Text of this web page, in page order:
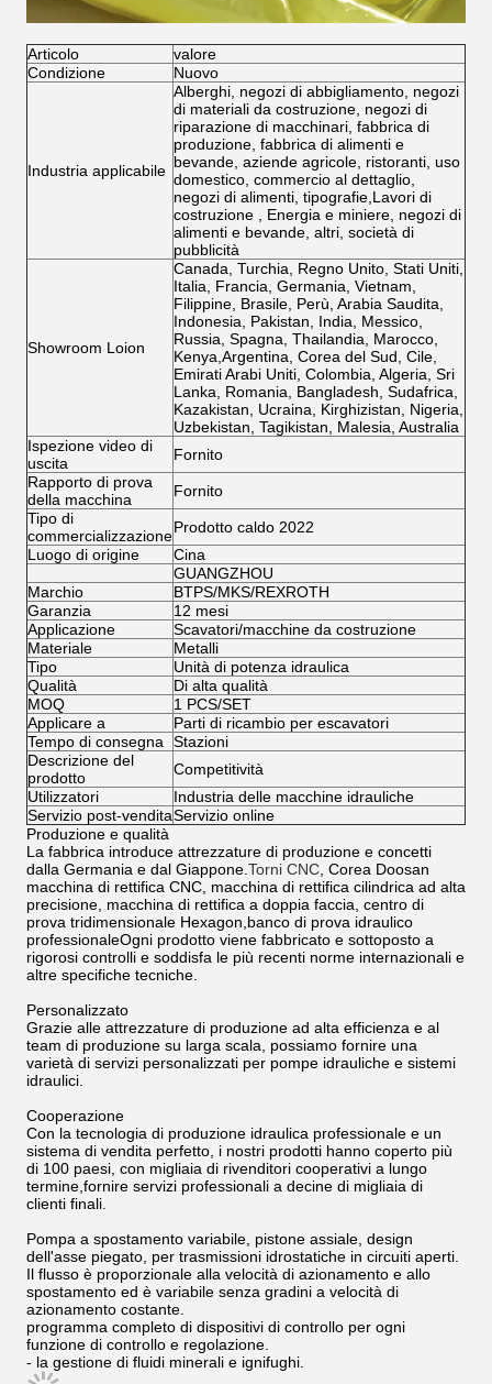
Articolo
valore
Condizione
Nuovo
Industria applicabile
Alberghi, negozi di abbigliamento, negozi
di materiali da costruzione, negozi di
riparazione di macchinari, fabbrica di
produzione, fabbrica di alimenti e
bevande, aziende agricole, ristoranti, uso
domestico, commercio al dettaglio,
negozi di alimenti, tipografie,Lavori di
costruzione , Energia e miniere, negozi di
alimenti e bevande, altri, società di
pubblicità
Showroom Loion
Canada, Turchia, Regno Unito, Stati Uniti,
Italia, Francia, Germania, Vietnam,
Filippine, Brasile, Perù, Arabia Saudita,
Indonesia, Pakistan, India, Messico,
Russia, Spagna, Thailandia, Marocco,
Kenya,Argentina, Corea del Sud, Cile,
Emirati Arabi Uniti, Colombia, Algeria, Sri
Lanka, Romania, Bangladesh, Sudafrica,
Kazakistan, Ucraina, Kirghizistan, Nigeria,
Uzbekistan, Tagikistan, Malesia, Australia
Ispezione video di
uscita
Fornito
Rapporto di prova
della macchina
Fornito
Tipo di
commercializzazioneProdotto caldo 2022
Luogo di origine
Cina
GUANGZHOU
Marchio
BTPS/MKS/REXROTH
Garanzia
12 mesi
Applicazione
Scavatori/macchine da costruzione
Materiale
Metalli
Tipo
Unità di potenza idraulica
Qualità
Di alta qualità
MOQ
1 PCS/SET
Applicare a
Parti di ricambio per escavatori
Tempo di consegna
Stazioni
Descrizione del
prodotto
Competitività
Utilizzatori
Industria delle macchine idrauliche
Servizio post-venditaServizio online
Produzione e qualità
La fabbrica introduce attrezzature di produzione e concetti
dalla Germania e dal Giappone. Torni CNC , Corea Doosan
macchina di rettifica CNC, macchina di rettifica cilindrica ad alta
precisione, macchina di rettifica a doppia faccia, centro di
prova tridimensionale Hexagon,banco di prova idraulico
professionaleOgni prodotto viene fabbricato e sottoposto a
rigorosi controlli e soddisfa le più recenti norme internazionali e
altre specifiche tecniche.
Personalizzato
Grazie alle attrezzature di produzione ad alta efficienza e al
team di produzione su larga scala, possiamo fornire una
varietà di servizi personalizzati per pompe idrauliche e sistemi
idraulici.
Cooperazione
Con la tecnologia di produzione idraulica professionale e un
sistema di vendita perfetto, i nostri prodotti hanno coperto più
di 100 paesi, con migliaia di rivenditori cooperativi a lungo
termine,fornire servizi professionali a decine di migliaia di
clienti finali.
Pompa a spostamento variabile, pistone assiale, design
dell'asse piegato, per trasmissioni idrostatiche in circuiti aperti.
Il flusso è proporzionale alla velocità di azionamento e allo
spostamento ed è variabile senza gradini a velocità di
azionamento costante.
programma completo di dispositivi di controllo per ogni
funzione di controllo e regolazione.
- la gestione di fluidi minerali e ignifughi.